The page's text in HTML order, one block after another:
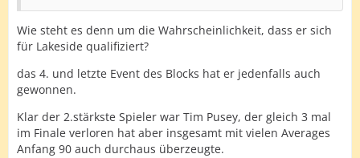
Wie steht es denn um die Wahrscheinlichkeit, dass er sich
für Lakeside qualifiziert?
das 4. und letzte Event des Blocks hat er jedenfalls auch
gewonnen.
Klar der 2.stärkste Spieler war Tim Pusey, der gleich 3 mal
im Finale verloren hat aber insgesamt mit vielen Averages
Anfang 90 auch durchaus überzeugte.